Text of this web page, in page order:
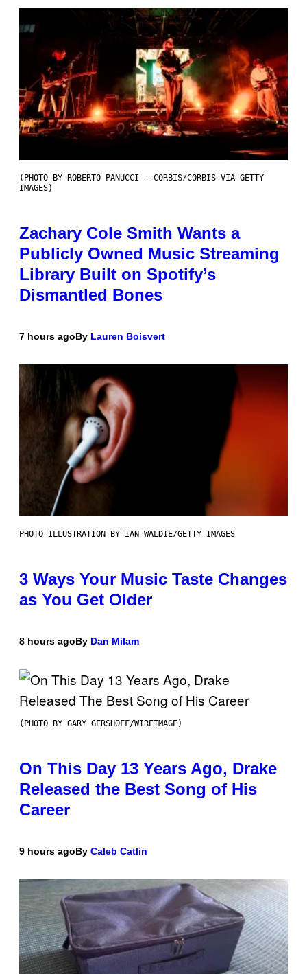
(PHOTO BY ROBERTO PANUCCI – CORBIS/CORBIS VIA GETTY
IMAGES)
Zachary Cole Smith Wants a
Publicly Owned Music Streaming
Library Built on Spotify’s
Dismantled Bones
7 hours agoBy Lauren Boisvert
PHOTO ILLUSTRATION BY IAN WALDIE/GETTY IMAGES
3 Ways Your Music Taste Changes
as You Get Older
8 hours agoBy Dan Milam
(PHOTO BY GARY GERSHOFF/WIREIMAGE)
On This Day 13 Years Ago, Drake
Released the Best Song of His
Career
9 hours agoBy Caleb Catlin